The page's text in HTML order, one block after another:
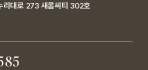
리대로 273 새롬씨티 302호